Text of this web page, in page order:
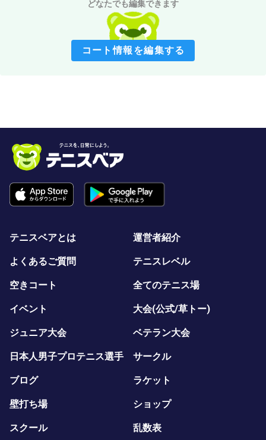
どなたでも編集できます
コート情報を編集する
テニスベアとは 運営者紹介
よくあるご質問 テニスレベル
空きコート 全てのテニス場
イベント 大会(公式/草トー)
ジュニア大会 ベテラン大会
日本人男子プロテニス選手 サークル
ブログ ラケット
壁打ち場 ショップ
スクール 乱数表